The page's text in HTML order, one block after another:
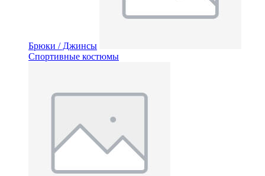
Брюки / Джинсы
Спортивные костюмы